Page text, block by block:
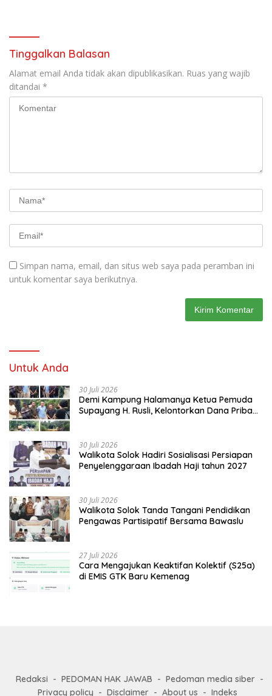
Tinggalkan Balasan
Alamat email Anda tidak akan dipublikasikan. Ruas yang wajib
ditandai *
Simpan nama, email, dan situs web saya pada peramban ini
untuk komentar saya berikutnya.
Untuk Anda
30 Juli 2026
Demi Kampung Halamanya Ketua Pemuda
Supayang H. Rusli, Kelontorkan Dana Pribadi
30 Juli 2026
Walikota Solok Hadiri Sosialisasi Persiapan
Penyelenggaraan Ibadah Haji tahun 2027
30 Juli 2026
Walikota Solok Tanda Tangani Pendidikan
Pengawas Partisipatif Bersama Bawaslu
27 Juli 2026
Cara Mengajukan Keaktifan Kolektif (S25a)
di EMIS GTK Baru Kemenag
Redaksi PEDOMAN HAK JAWAB
Pedoman media siber
Privacy policy
Disclaimer About us Indeks